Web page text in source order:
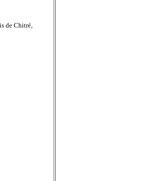
de Chitré,